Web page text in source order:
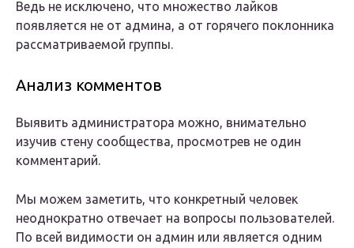
Ведь не исключено, что множество лайков
появляется не от админа, а от горячего поклонника
рассматриваемой группы.
Анализ комментов
Выявить администратора можно, внимательно
изучив стену сообщества, просмотрев не один
комментарий.
Мы можем заметить, что конкретный человек
неоднократно отвечает на вопросы пользователей.
По всей видимости он админ или является одним